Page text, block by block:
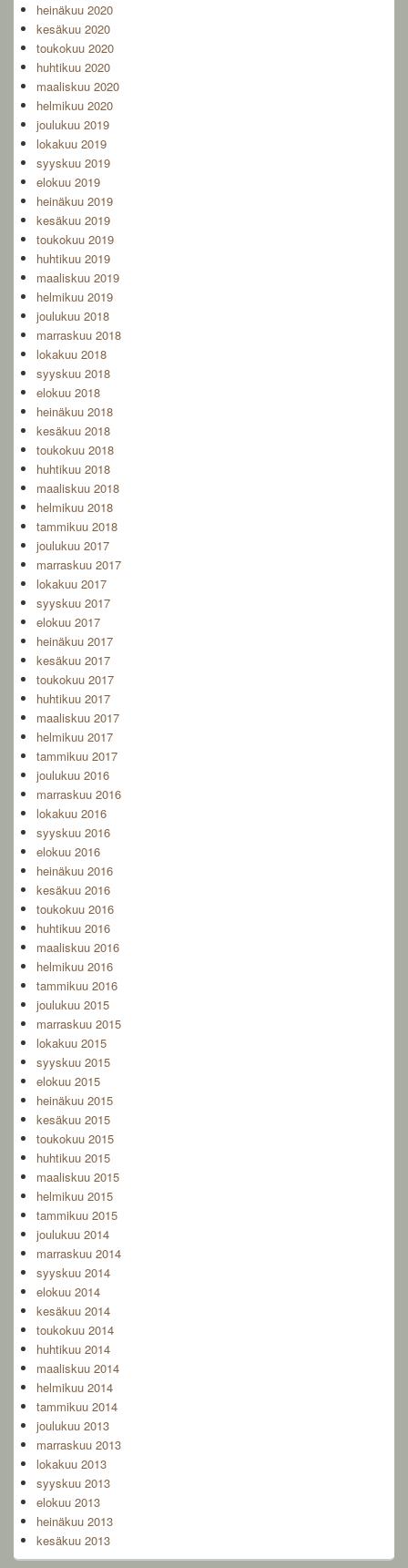
heinäkuu 2020
kesäkuu 2020
toukokuu 2020
huhtikuu 2020
maaliskuu 2020
helmikuu 2020
joulukuu 2019
lokakuu 2019
syyskuu 2019
elokuu 2019
heinäkuu 2019
kesäkuu 2019
toukokuu 2019
huhtikuu 2019
maaliskuu 2019
helmikuu 2019
joulukuu 2018
marraskuu 2018
lokakuu 2018
syyskuu 2018
elokuu 2018
heinäkuu 2018
kesäkuu 2018
toukokuu 2018
huhtikuu 2018
maaliskuu 2018
helmikuu 2018
tammikuu 2018
joulukuu 2017
marraskuu 2017
lokakuu 2017
syyskuu 2017
elokuu 2017
heinäkuu 2017
kesäkuu 2017
toukokuu 2017
huhtikuu 2017
maaliskuu 2017
helmikuu 2017
tammikuu 2017
joulukuu 2016
marraskuu 2016
lokakuu 2016
syyskuu 2016
elokuu 2016
heinäkuu 2016
kesäkuu 2016
toukokuu 2016
huhtikuu 2016
maaliskuu 2016
helmikuu 2016
tammikuu 2016
joulukuu 2015
marraskuu 2015
lokakuu 2015
syyskuu 2015
elokuu 2015
heinäkuu 2015
kesäkuu 2015
toukokuu 2015
huhtikuu 2015
maaliskuu 2015
helmikuu 2015
tammikuu 2015
joulukuu 2014
marraskuu 2014
syyskuu 2014
elokuu 2014
kesäkuu 2014
toukokuu 2014
huhtikuu 2014
maaliskuu 2014
helmikuu 2014
tammikuu 2014
joulukuu 2013
marraskuu 2013
lokakuu 2013
syyskuu 2013
elokuu 2013
heinäkuu 2013
kesäkuu 2013